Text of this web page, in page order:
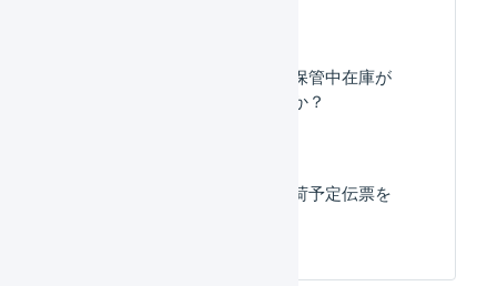
入荷後にフリー在庫・保管中在庫が
増えないのはなぜですか？
最小限の項目のみで入荷予定伝票を